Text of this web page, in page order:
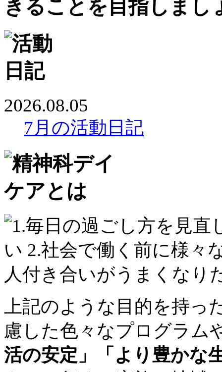
2026.08.05
7月の活動日記
上記のような目的を持っ
慮した色々なプログラム
活の安定」「より豊かな